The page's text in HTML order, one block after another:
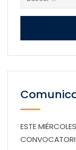
ESTE